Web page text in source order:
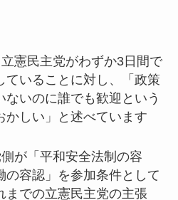
立憲民主党がわずか3日間で
ていることに対し、「政策
ないのに誰でも歓迎という
かしい」と述べています
が「平和安全法制の容
の容認」を参加条件として
までの立憲民主党の主張